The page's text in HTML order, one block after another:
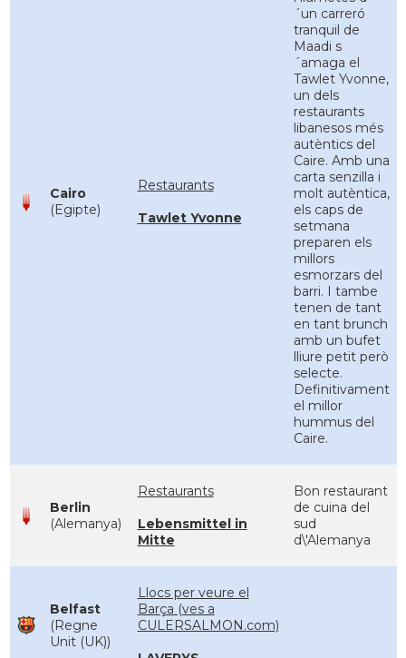
Cairo
(Egipte)
Restaurants
Tawlet Yvonne
´un carreró
tranquil de
Maadi s
´amaga el
Tawlet Yvonne,
un dels
restaurants
libanesos més
autèntics del
Caire. Amb una
carta senzilla i
molt autèntica,
els caps de
setmana
preparen els
millors
esmorzars del
barri. I tambe
tenen de tant
en tant brunch
amb un bufet
lliure petit però
selecte.
Definitivament
el millor
hummus del
Caire.
Berlin
(Alemanya)
Restaurants
Lebensmittel in
Mitte
Bon restaurant
de cuina del
sud
d\'Alemanya
Belfast
(Regne
Unit (UK))
Llocs per veure el
Barça (ves a
CULERSALMON.com)